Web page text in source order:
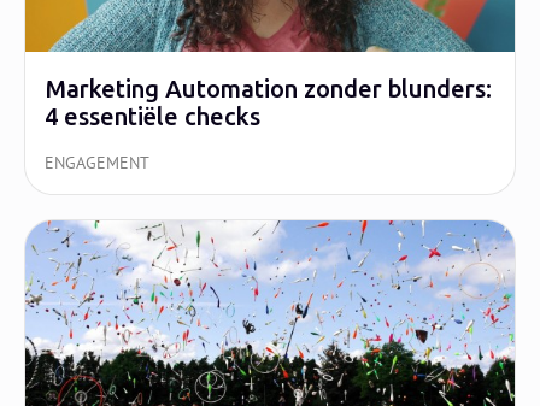
Marketing Automation zonder blunders:
4 essentiële checks
ENGAGEMENT